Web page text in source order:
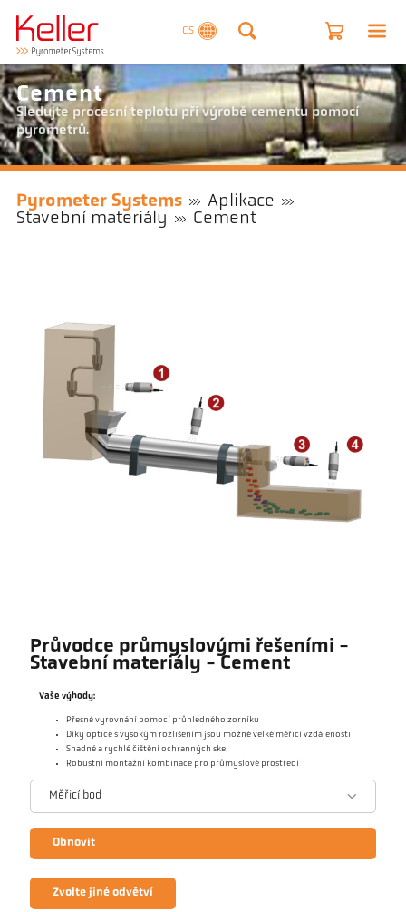
CS
Cement
Sledujte procesní teplotu při výrobě cementu pomocí
pyrometrů.
Pyrometer Systems
Aplikace
Stavební materiály
Cement
Průvodce průmyslovými řešeními -
Stavební materiály - Cement
Vaše výhody:
Přesné vyrovnání pomocí průhledného zorníku
Díky optice s vysokým rozlišením jsou možné velké měřicí vzdálenosti
Snadné a rychlé čištění ochranných skel
Robustní montážní kombinace pro průmyslové prostředí
Měřicí bod
Obnovit
Zvolte jiné odvětví